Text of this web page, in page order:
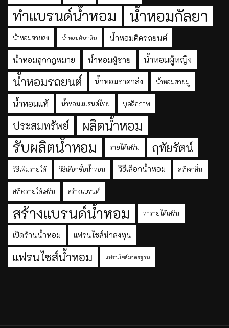
ทำแบรนด์น้ำหอม น้ำหอมกัลยา
น้ำหอมขายส่ง น้ำหอมดับกลิ่น น้ำหอมติดรถยนต์
น้ำหอมถูกกฎหมาย น้ำหอมผู้ชาย น้ำหอมผู้หญิง
น้ำหอมรถยนต์ น้ำหอมราคาส่ง น้ำหอมสายมู
น้ำหอมแท้ น้ำหอมแบรนด์ไทย บุคลิกภาพ
ประสมทรัพย์ ผลิตน้ำหอม
รับผลิตน้ำหอม รายได้เสริม ฤทัยรัตน์
วิธีเพิ่มรายได้ วิธีเลือกซื้อน้ำหอม วิธีเลือกน้ำหอม สร้างกลิ่น
สร้างรายได้เสริม สร้างแบรนด์
สร้างแบรนด์น้ำหอม หารายได้เสริม
เปิดร้านน้ำหอม แฟรนไชส์น่าลงทุน
แฟรนไชส์น้ำหอม แฟรนไชส์มาตรฐาน